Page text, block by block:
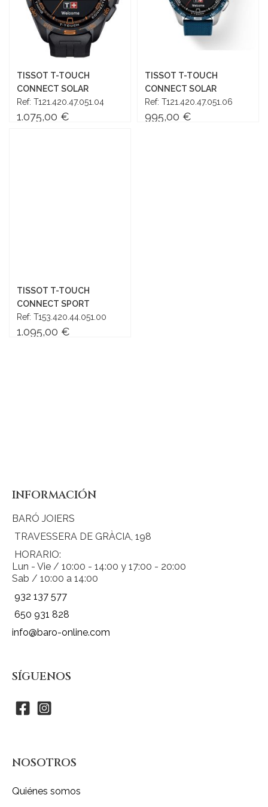
TISSOT T-TOUCH
CONNECT SOLAR
Ref: T121.420.47.051.04
1.075,00 €
TISSOT T-TOUCH
CONNECT SOLAR
Ref: T121.420.47.051.06
995,00 €
TISSOT T-TOUCH
CONNECT SPORT
Ref: T153.420.44.051.00
1.095,00 €
INFORMACIÓN
BARÓ JOIERS
TRAVESSERA DE GRÀCIA, 198
HORARIO:
Lun - Vie / 10:00 - 14:00 y 17:00 - 20:00
Sab / 10:00 a 14:00
932 137 577
650 931 828
info@baro-online.com
SÍGUENOS
NOSOTROS
Quiénes somos